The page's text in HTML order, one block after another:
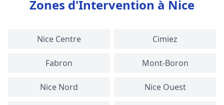
Zones d'Intervention à Nice
Nice Centre Cimiez
Fabron Mont-Boron
Nice Nord Nice Ouest